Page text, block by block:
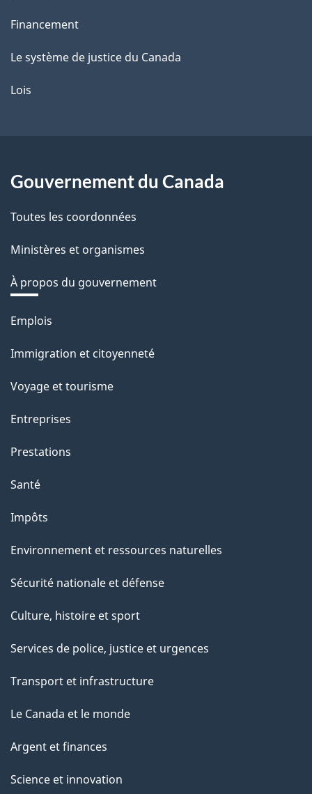
Financement
Le système de justice du Canada
Lois
Gouvernement du Canada
Toutes les coordonnées
Ministères et organismes
À propos du gouvernement
Thèmes
sujets
Emplois
Immigration et citoyenneté
Voyage et tourisme
Entreprises
Prestations
Santé
Impôts
Environnement et ressources naturelles
Sécurité nationale et défense
Culture, histoire et sport
Services de police, justice et urgences
Transport et infrastructure
Le Canada et le monde
Argent et finances
Science et innovation